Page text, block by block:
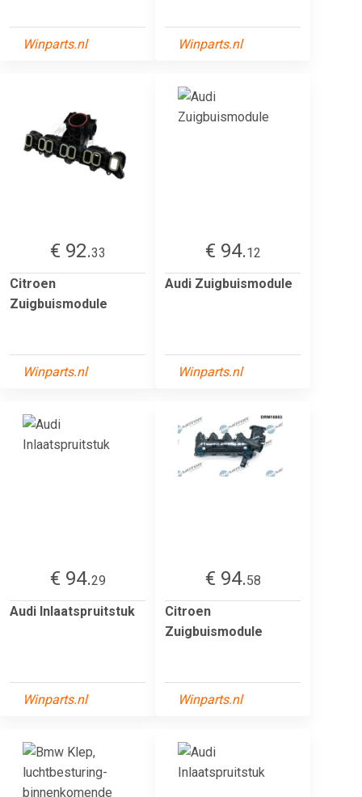
Winparts.nl Winparts.nl
€ 92.33
Citroen
Zuigbuismodule
Winparts.nl
€ 94.12
Audi Zuigbuismodule
Winparts.nl
€ 94.29
Audi Inlaatspruitstuk
Winparts.nl
€ 94.58
Citroen
Zuigbuismodule
Winparts.nl